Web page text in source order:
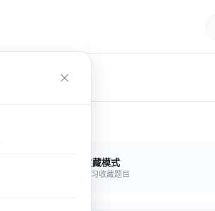
收藏模式
复习收藏题目